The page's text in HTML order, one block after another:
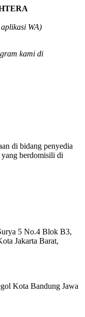
WA)
kami di
di bidang penyedia
yang berdomisili di
5 No.4 Blok B3,
Jakarta Barat,
Kota Bandung Jawa